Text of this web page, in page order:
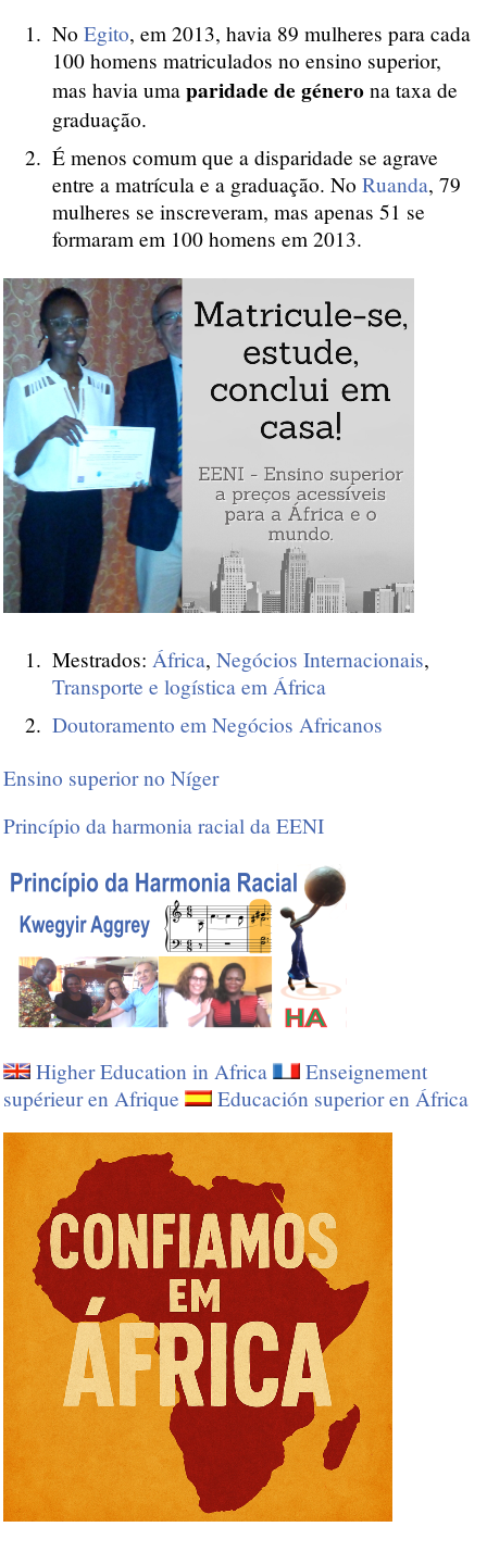
No Egito, em 2013, havia 89 mulheres para cada
100 homens matriculados no ensino superior,
mas havia uma paridade de género na taxa de
graduação.
É menos comum que a disparidade se agrave
entre a matrícula e a graduação. No Ruanda, 79
mulheres se inscreveram, mas apenas 51 se
formaram em 100 homens em 2013.
Mestrados: África, Negócios Internacionais,
Transporte e logística em África
Doutoramento em Negócios Africanos
Ensino superior no Níger
Princípio da harmonia racial da EENI
Higher Education in Africa
Enseignement
supérieur en Afrique
Educación superior en África